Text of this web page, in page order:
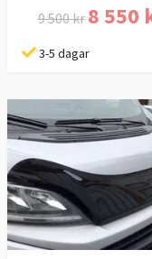
9 500 kr 8 550
3-5 dagar